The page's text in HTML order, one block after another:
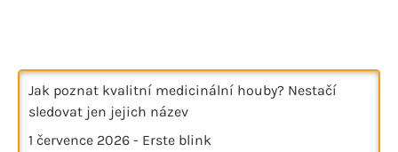
Jak poznat kvalitní medicinální houby? Nestačí
sledovat jen jejich název
1 července 2026 - Erste blink